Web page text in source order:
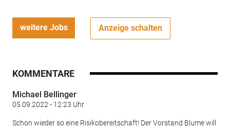
weitere Jobs Anzeige schalten
KOMMENTARE
Michael Bellinger
05.09.2022 - 12:23 Uhr
Schon wieder so eine Risikobereitschaft! Der Vorstand Blume will